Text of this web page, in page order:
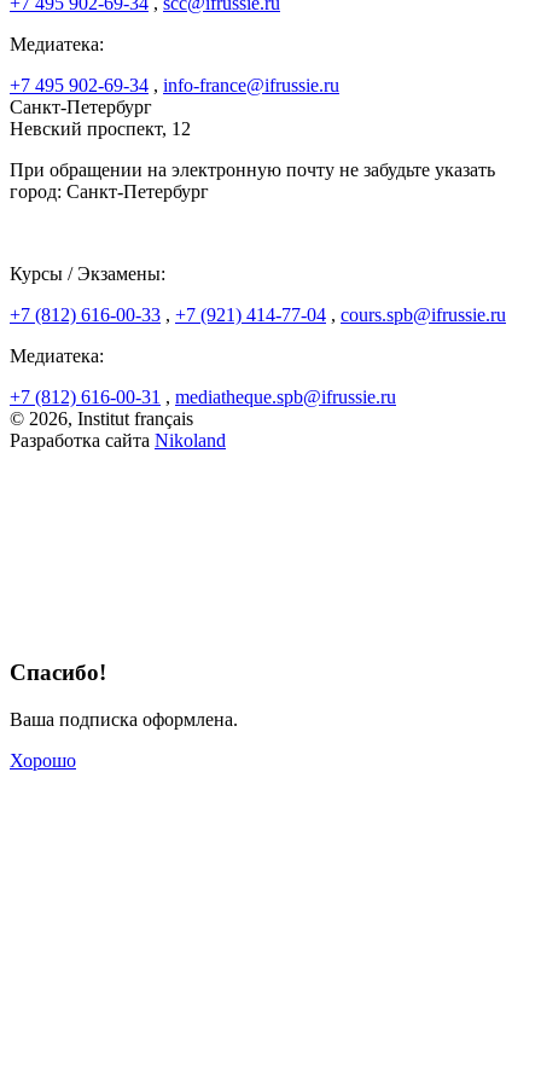
Медиатека:
+7 495 902-69-34 , info-france@ifrussie.ru
Санкт-Петербург
Невский проспект, 12
При обращении на электронную почту не забудьте указать
город: Санкт-Петербург
Курсы / Экзамены:
+7 (812) 616-00-33 , +7 (921) 414-77-04 , cours.spb@ifrussie.ru
Медиатека:
+7 (812) 616-00-31 , mediatheque.spb@ifrussie.ru
© 2026, Institut français
Разработка сайта Nikoland
Спасибо!
Ваша подписка оформлена.
Хорошо